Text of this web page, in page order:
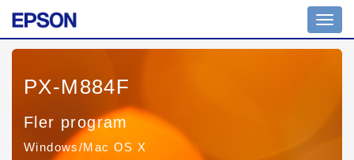
Växla
PX-M884F
Fler program
Windows/Mac OS X